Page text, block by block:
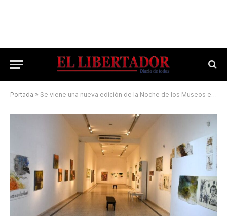
Portada » Se viene una nueva edición de la Noche de los Museos en Corrientes